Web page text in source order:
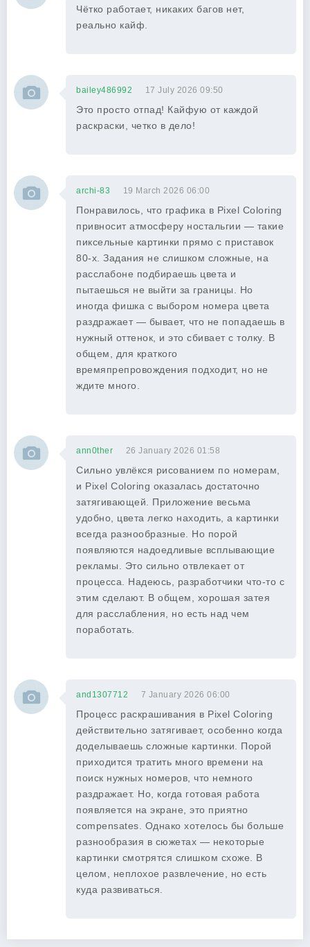
Чётко работает, никаких багов нет,
реально кайф.
bailey486992 17 July 2026 09:50
Это просто отпад! Кайфую от каждой
раскраски, четко в дело!
archi-83 19 March 2026 06:00
Понравилось, что графика в Pixel Coloring
привносит атмосферу ностальгии — такие
пиксельные картинки прямо с приставок
80-х. Задания не слишком сложные, на
расслабоне подбираешь цвета и
пытаешься не выйти за границы. Но
иногда фишка с выбором номера цвета
раздражает — бывает, что не попадаешь в
нужный оттенок, и это сбивает с толку. В
общем, для краткого
времяпрепровождения подходит, но не
ждите много.
ann0ther 26 January 2026 01:58
Сильно увлёкся рисованием по номерам,
и Pixel Coloring оказалась достаточно
затягивающей. Приложение весьма
удобно, цвета легко находить, а картинки
всегда разнообразные. Но порой
появляются надоедливые всплывающие
рекламы. Это сильно отвлекает от
процесса. Надеюсь, разработчики что-то с
этим сделают. В общем, хорошая затея
для расслабления, но есть над чем
поработать.
and1307712 7 January 2026 06:00
Процесс раскрашивания в Pixel Coloring
действительно затягивает, особенно когда
доделываешь сложные картинки. Порой
приходится тратить много времени на
поиск нужных номеров, что немного
раздражает. Но, когда готовая работа
появляется на экране, это приятно
compensates. Однако хотелось бы больше
разнообразия в сюжетах — некоторые
картинки смотрятся слишком схоже. В
целом, неплохое развлечение, но есть
куда развиваться.